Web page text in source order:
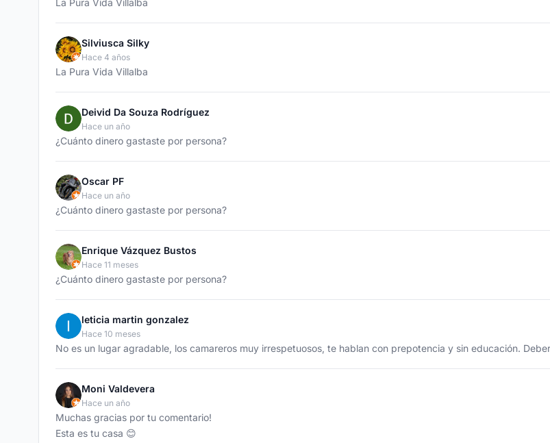
Silviusca Silky
Hace 4 años
La Pura Vida Villalba
Deivid Da Souza Rodríguez
Hace un año
¿Cuánto dinero gastaste por persona?
Oscar PF
Hace un año
¿Cuánto dinero gastaste por persona?
Enrique Vázquez Bustos
Hace 11 meses
¿Cuánto dinero gastaste por persona?
leticia martin gonzalez
Hace 10 meses
No es un lugar agradable, los camareros muy irrespetuosos, te hablan con prepotencia y sin educación.
Moni Valdevera
Hace un año
Muchas gracias por tu comentario!
Esta es tu casa 😊